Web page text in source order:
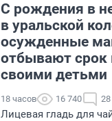
С рождения в
в уральской
осужденные
отбывают срок
своими детьми
18 часов 16 740 28
Лицевая гладь для